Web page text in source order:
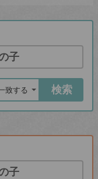
子
検索
子